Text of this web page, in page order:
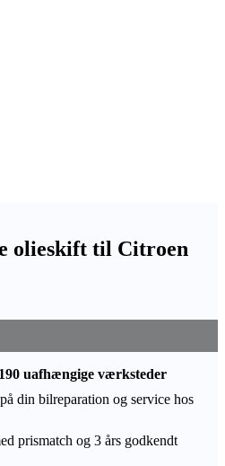
olieskift til Citroen
190 uafhængige værksteder
din bilreparation og service hos
prismatch og 3 års godkendt